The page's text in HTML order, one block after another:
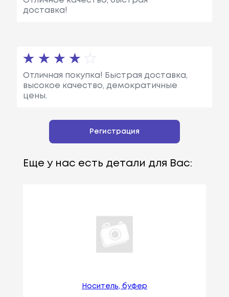
доставка!
Отличная покупка! Быстрая доставка,
высокое качество, демократичные
цены.
Регистрация
Еще у нас есть детали для Вас:
Носитель, буфер